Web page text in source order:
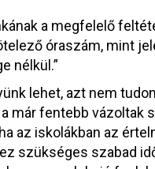
a megfelelő
óraszám, mint
nélkül.”
lehet, azt nem
már fentebb vázoltak
az iskolákban az
szükséges szabad